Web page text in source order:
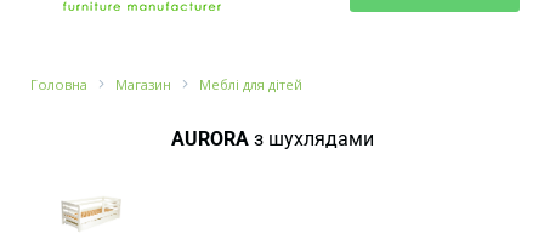
Головна Магазин Меблі для дітей
AURORAз шухлядами